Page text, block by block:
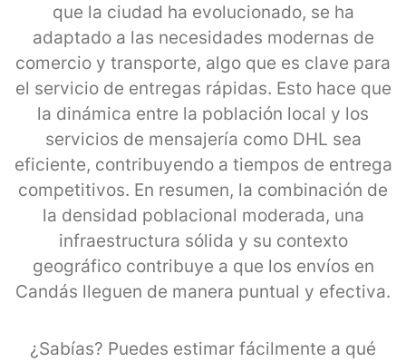
que la ciudad ha evolucionado, se ha
adaptado a las necesidades modernas de
comercio y transporte, algo que es clave para
el servicio de entregas rápidas. Esto hace que
la dinámica entre la población local y los
servicios de mensajería como DHL sea
eficiente, contribuyendo a tiempos de entrega
competitivos. En resumen, la combinación de
la densidad poblacional moderada, una
infraestructura sólida y su contexto
geográfico contribuye a que los envíos en
Candás lleguen de manera puntual y efectiva.
¿Sabías? Puedes estimar fácilmente a qué